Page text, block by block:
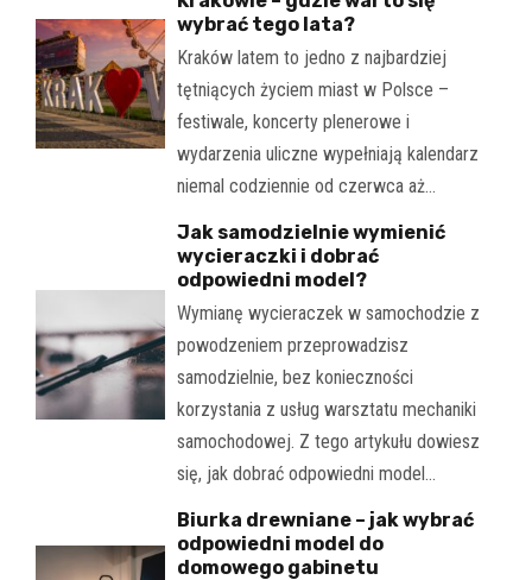
wybrać tego lata?
Kraków latem to jedno z najbardziej
tętniących życiem miast w Polsce –
festiwale, koncerty plenerowe i
wydarzenia uliczne wypełniają kalendarz
niemal codziennie od czerwca aż…
Jak samodzielnie wymienić
wycieraczki i dobrać
odpowiedni model?
Wymianę wycieraczek w samochodzie z
powodzeniem przeprowadzisz
samodzielnie, bez konieczności
korzystania z usług warsztatu mechaniki
samochodowej. Z tego artykułu dowiesz
się, jak dobrać odpowiedni model…
Biurka drewniane – jak wybrać
odpowiedni model do
domowego gabinetu